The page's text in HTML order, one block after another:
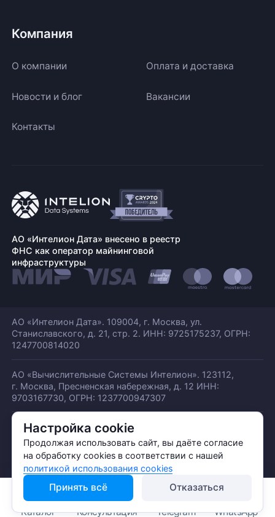
Настройка cookie
Продолжая использовать сайт, вы даёте согласие
на обработку cookies в соответствии с нашей
политикой использования cookies
Принять всё Отказаться
Компания
О компании Оплата и доставка
Новости и блог Вакансии
Контакты
АО «Интелион Дата» внесено в реестр
ФНС как оператор майнинговой
инфраструктуры
АО «Интелион Дата». 109004, г. Москва, ул.
Станиславского, д. 21, стр. 2. ИНН: 9725175237, ОГРН:
1247700814020
АО «Вычислительные Системы Интелион». 123112,
г. Москва, Пресненская набережная, д. 12 ИНН:
9703167730, ОГРН: 1237700947307
© АО «ИНТЕЛИОН ДАТА» 2026
Политика обработки ПДн
Политика конфиденциальности
Политика использования куки
Каталог Консультация Telegram WhatsApp